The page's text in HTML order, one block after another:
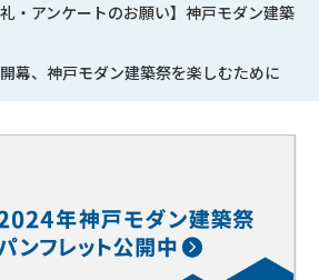
礼・アンケートのお願い】神戸モダン建築
幕、神戸モダン建築祭を楽しむために